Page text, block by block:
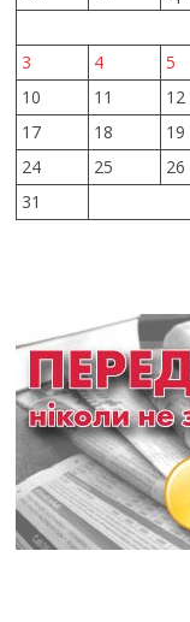
3
4 5
10
11 12
17
18 19
24
25 26
31